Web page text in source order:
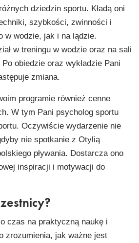
dziedzin sportu. Kładą oni
szybkości, zwinności i
w wodzie, jak i na lądzie.
w treningu w wodzie oraz na sali
obiedzie oraz wykładzie Pani
zmiana.
programie również cenne
W tym Pani psycholog sportu
Oczywiście wydarzenie nie
nie spotkanie z Otylią
pływania. Dostarcza ono
inspiracji i motywacji do
czas na praktyczną naukę i
zrozumienia, jak ważne jest